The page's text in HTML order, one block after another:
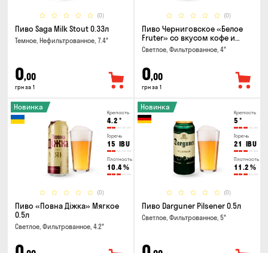
(0)
Пиво Saga Milk Stout 0.33л
Темное, Нефильтрованное, 7.4°
0,00
грн за 1
(0)
Пиво Черниговское «Белое
Fruter» со вкусом кофе и
апельсина 0.5 л
Светлое, Фильтрованное, 4°
0,00
грн за 1
Крепость
4.2 °
Горечь
15 IBU
Плотность
10.4%
(0)
Новинка
Пиво «Повна Діжка» Мягкое
0.5л
Светлое, Фильтрованное, 4.2°
Крепость
5 °
Горечь
21 IBU
Плотность
11.2 %
(0)
Новинка
Пиво Darguner Pilsener 0.5л
Светлое, Фильтрованное, 5°